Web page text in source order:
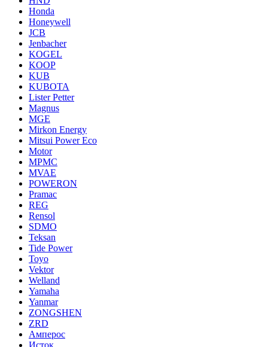
Honda
Honeywell
JCB
Jenbacher
KOGEL
KOOP
KUB
KUBOTA
Lister Petter
Magnus
MGE
Mirkon Energy
Mitsui Power Eco
Motor
MPMC
MVAE
POWERON
Pramac
REG
Rensol
SDMO
Teksan
Tide Power
Toyo
Vektor
Welland
Yamaha
Yanmar
ZONGSHEN
ZRD
Амперос
Исток